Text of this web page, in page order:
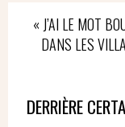
« J’AI LE MOT
DANS LES
DERRIÈRE